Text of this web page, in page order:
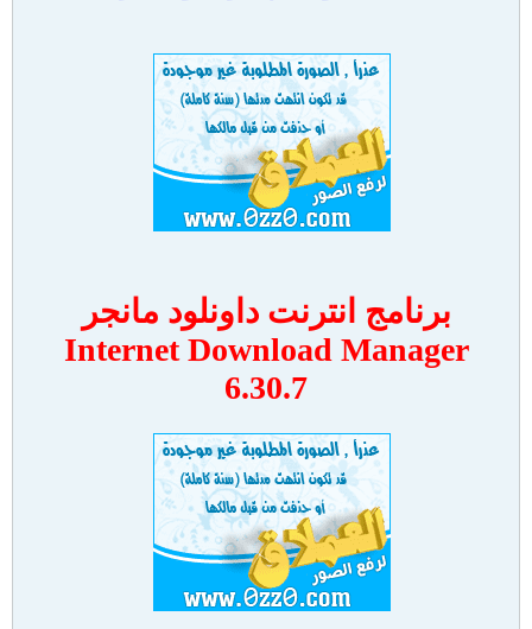
برنامج انترنت داونلود مانجر
Internet Download Manager
6.30.7